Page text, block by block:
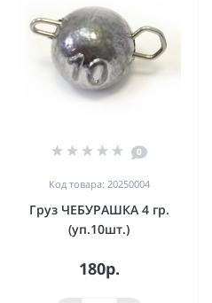
0
Код товара: 20250004
Груз ЧЕБУРАШКА 4 гр.
(уп.10шт.)
180р.